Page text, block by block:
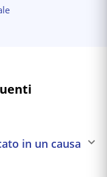
in un causa